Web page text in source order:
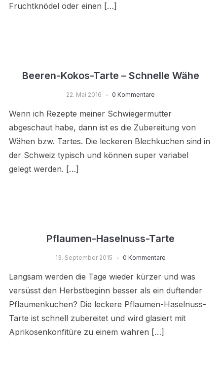
Fruchtknödel oder einen […]
Beeren-Kokos-Tarte – Schnelle Wähe
22. Mai 2016 0 Kommentare
Wenn ich Rezepte meiner Schwiegermutter
abgeschaut habe, dann ist es die Zubereitung von
Wähen bzw. Tartes. Die leckeren Blechkuchen sind in
der Schweiz typisch und können super variabel
gelegt werden. […]
Pflaumen-Haselnuss-Tarte
13. September 2015 0 Kommentare
Langsam werden die Tage wieder kürzer und was
versüsst den Herbstbeginn besser als ein duftender
Pflaumenkuchen? Die leckere Pflaumen-Haselnuss-
Tarte ist schnell zubereitet und wird glasiert mit
Aprikosenkonfitüre zu einem wahren […]